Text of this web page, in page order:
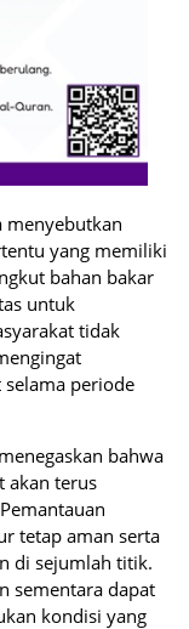
menyebutkan
yang memiliki
bahan bakar
untuk
tidak
periode
bahwa
akan terus
tetap aman serta
di sejumlah titik.
sementara dapat
kondisi yang